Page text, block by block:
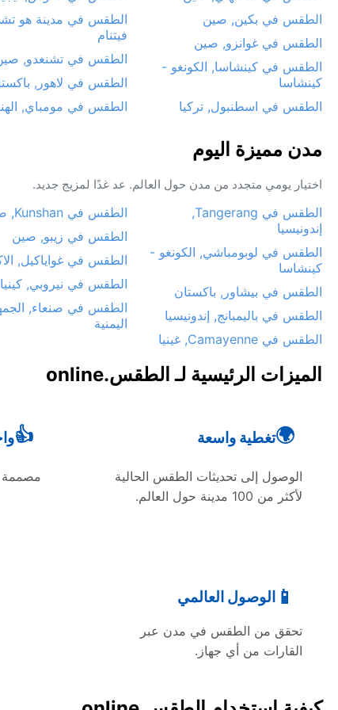
الطقس في بكين, صين
الطقس في غوانزو, صين
الطقس في كينشاسا, الكونغو -
كينشاسا
الطقس في اسطنبول, تركيا
الطقس في مدينة هو
فيتنام
الطقس في تشنغدو,
الطقس في لاهور,
الطقس في مومباي,
مدن مميزة اليوم
اختيار يومي متجدد من مدن حول العالم. عد غدًا لمزيج جديد.
الطقس في Tangerang,
إندونيسيا
الطقس في لوبومباشي, الكونغو -
كينشاسا
الطقس في بيشاور, باكستان
الطقس في باليمبانج, إندونيسيا
الطقس في Camayenne, غينيا
الطقس في Kunshan, صين
الطقس في زيبو, صين
الطقس في غواياكيل,
الطقس في نيروبي, كينيا
الطقس في صنعاء,
اليمنية
الميزات الرئيسية لـ الطقس.online
🌍تغطية واسعة
الوصول إلى تحديثات الطقس الحالية
لأكثر من 100 مدينة حول العالم.
👍
مصممة
📱 الوصول العالمي
تحقق من الطقس في مدن عبر
القارات من أي جهاز.